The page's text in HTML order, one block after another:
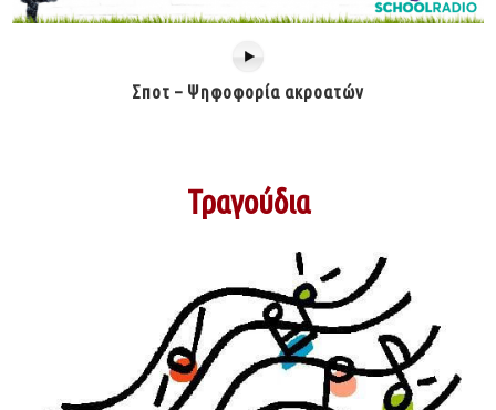
Σποτ – Ψηφοφορία ακροατών
Τραγούδια